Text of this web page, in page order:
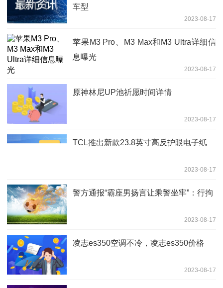
车型
2023-08-17
苹果M3 Pro、M3 Max和M3 Ultra详细信
息曝光
2023-08-17
原神林尼UP池祈愿时间详情
2023-08-17
TCL推出新款23.8英寸高反护眼电子纸
2023-08-17
警方通报“霸座男扬言让乘警坐牢”：行拘
2023-08-17
凌志es350空调不冷，凌志es350价格
2023-08-17